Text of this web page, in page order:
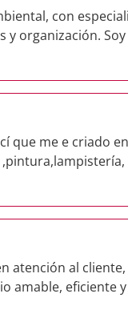
con
y organización.
que me e criado
atención al
amable, eficiente